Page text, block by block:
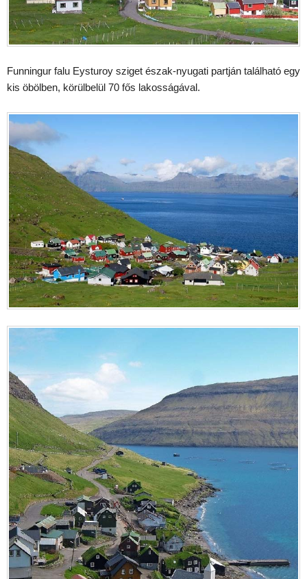
Funningur falu Eysturoy sziget észak-nyugati partján található egy
kis öbölben, körülbelül 70 fős lakosságával.